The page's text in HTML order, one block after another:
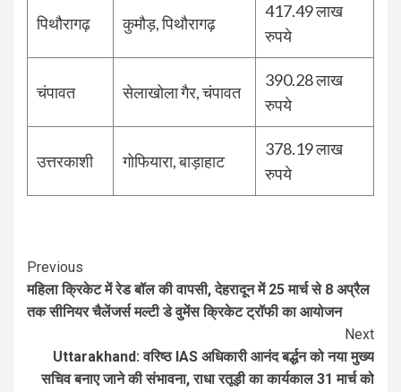
पिथौरागढ़ कुमौड़, पिथौरागढ़
417.49 लाख
रुपये
चंपावत सेलाखोला गैर, चंपावत
390.28 लाख
रुपये
उत्तरकाशी गोफियारा, बाड़ाहाट
378.19 लाख
रुपये
Continue
Reading
Previous
महिला क्रिकेट में रेड बॉल की वापसी, देहरादून में 25 मार्च से 8 अप्रैल
तक सीनियर चैलेंजर्स मल्टी डे वुमेंस क्रिकेट ट्रॉफी का आयोजन
Next
Uttarakhand: वरिष्ठ IAS अधिकारी आनंद बर्द्धन को नया मुख्य
सचिव बनाए जाने की संभावना, राधा रतूड़ी का कार्यकाल 31 मार्च को